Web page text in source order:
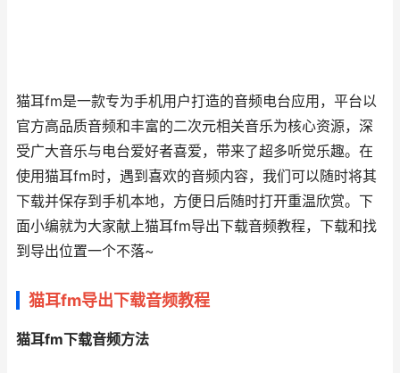
猫耳fm是一款专为手机用户打造的音频电台应用，平台以
官方高品质音频和丰富的二次元相关音乐为核心资源，深
受广大音乐与电台爱好者喜爱，带来了超多听觉乐趣。在
使用猫耳fm时，遇到喜欢的音频内容，我们可以随时将其
下载并保存到手机本地，方便日后随时打开重温欣赏。下
面小编就为大家献上猫耳fm导出下载音频教程，下载和找
到导出位置一个不落~
猫耳fm导出下载音频教程
猫耳fm下载音频方法